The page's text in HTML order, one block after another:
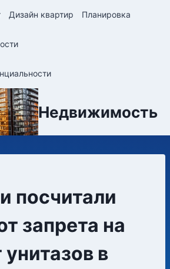
Дизайн квартир Планировка
Недвижимость
посчитали
запрета на
унитазов в